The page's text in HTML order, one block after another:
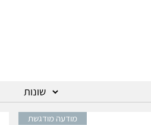
מודעה מודגשת